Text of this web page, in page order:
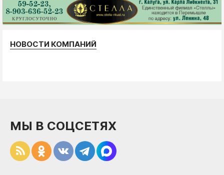
НОВОСТИ КОМПАНИЙ
МЫ В СОЦСЕТЯХ